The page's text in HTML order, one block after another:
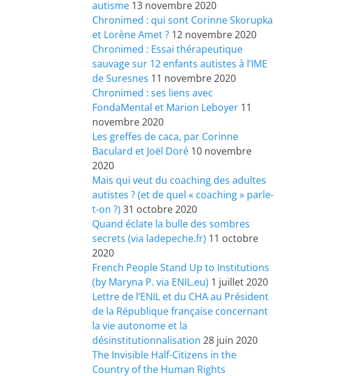
autisme 13 novembre 2020
Chronimed : qui sont Corinne Skorupka
et Lorène Amet ? 12 novembre 2020
Chronimed : Essai thérapeutique
sauvage sur 12 enfants autistes à l’IME
de Suresnes 11 novembre 2020
Chronimed : ses liens avec
FondaMental et Marion Leboyer 11
novembre 2020
Les greffes de caca, par Corinne
Baculard et Joël Doré 10 novembre
2020
Mais qui veut du coaching des adultes
autistes ? (et de quel « coaching » parle-
t-on ?) 31 octobre 2020
Quand éclate la bulle des sombres
secrets (via ladepeche.fr) 11 octobre
2020
French People Stand Up to Institutions
(by Maryna P. via ENIL.eu) 1 juillet 2020
Lettre de l’ENIL et du CHA au Président
de la République française concernant
la vie autonome et la
désinstitutionnalisation 28 juin 2020
The Invisible Half-Citizens in the
Country of the Human Rights